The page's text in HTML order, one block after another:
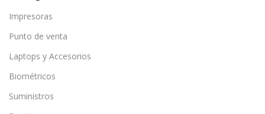
Impresoras
Punto de venta
Laptops y Accesorios
Biométricos
Suministros